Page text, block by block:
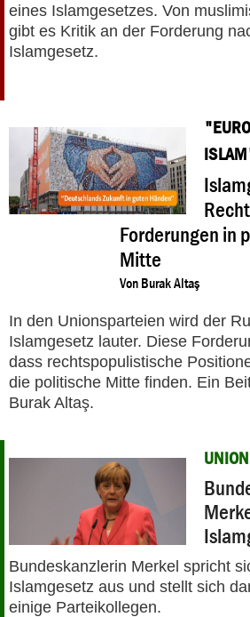
eines Islamgesetzes. Von
gibt es Kritik an der Forderung
Islamgesetz.
Forderungen in
Mitte
Von Burak Altaş
In den Unionsparteien wird der
Islamgesetz lauter. Diese
dass rechtspopulistische
die politische Mitte finden. Ein
Burak Altaş.
UNION
Bundeskanzlerin Merkel spricht
Islamgesetz aus und stellt sich
einige Parteikollegen.